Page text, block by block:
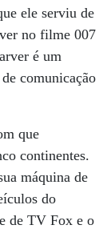
ele serviu de
no filme 007
é um
comunicação
que
continentes.
máquina de
do
de TV Fox e o